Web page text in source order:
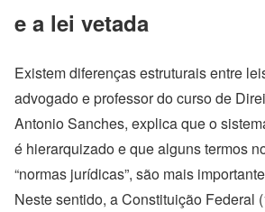
e a lei vetada
Existem diferenças estruturais entre
advogado e professor do curso de
Antonio Sanches, explica que o
é hierarquizado e que alguns termos
“normas jurídicas”, são mais
Neste sentido, a Constituição Federal